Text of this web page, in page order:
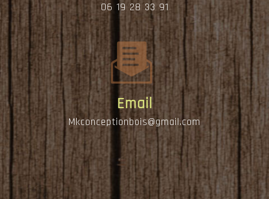
06 19 28 33 91
Email
mkconceptionbois@gmail.com